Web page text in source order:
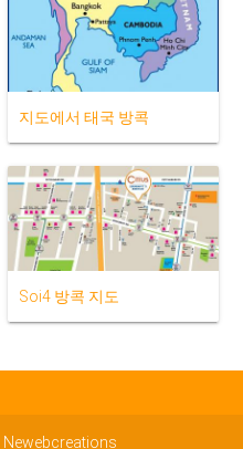
지도에서 태국 방콕
Soi4 방콕 지도
Newebcreations